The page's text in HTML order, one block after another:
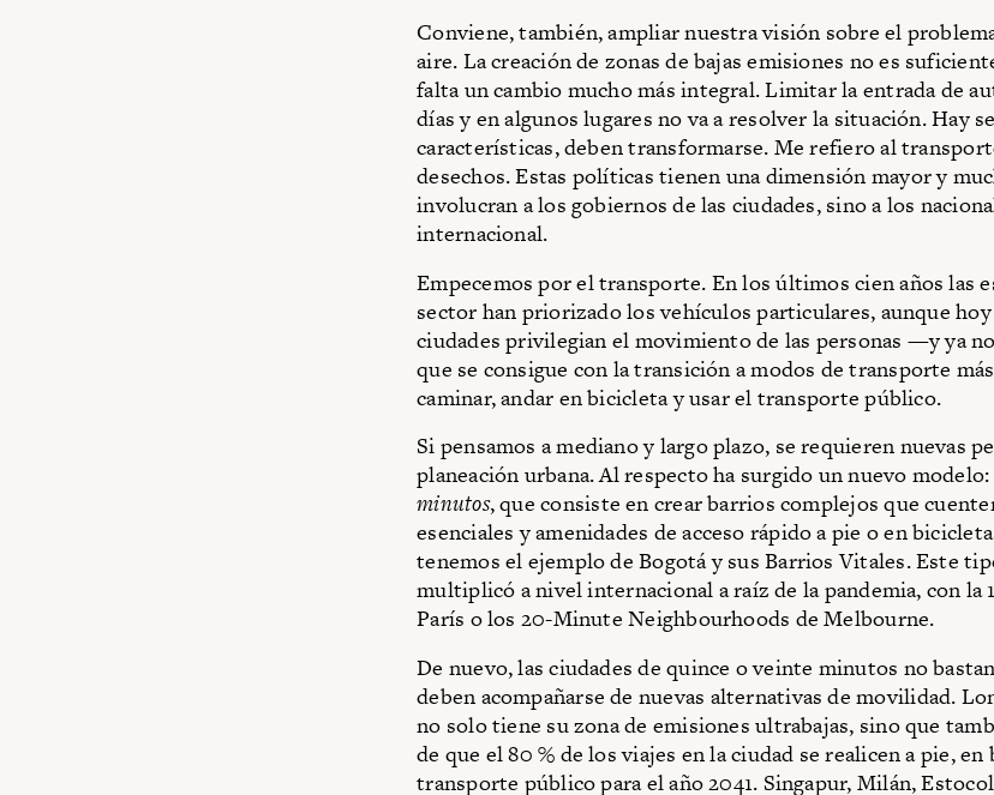
Conviene, también, ampliar nuestra visión sobre el
aire. La creación de zonas de bajas emisiones no es
falta un cambio mucho más integral. Limitar la entrada de
días y en algunos lugares no va a resolver la situación. Hay
características, deben transformarse. Me refiero al
desechos. Estas políticas tienen una dimensión mayor y
involucran a los gobiernos de las ciudades, sino a los
internacional.
Empecemos por el transporte. En los últimos cien años las
sector han priorizado los vehículos particulares, aunque hoy
ciudades privilegian el movimiento de las personas —y ya
que se consigue con la transición a modos de transporte
caminar, andar en bicicleta y usar el transporte público.
Si pensamos a mediano y largo plazo, se requieren nuevas
planeación urbana. Al respecto ha surgido un nuevo
minutos, que consiste en crear barrios complejos que
esenciales y amenidades de acceso rápido a pie o en
tenemos el ejemplo de Bogotá y sus Barrios Vitales. Este
multiplicó a nivel internacional a raíz de la pandemia, con la
París o los 20-Minute Neighbourhoods de Melbourne.
De nuevo, las ciudades de quince o veinte minutos no
deben acompañarse de nuevas alternativas de movilidad.
no solo tiene su zona de emisiones ultrabajas, sino que
de que el 80 % de los viajes en la ciudad se realicen a pie,
transporte público para el año 2041. Singapur, Milán,